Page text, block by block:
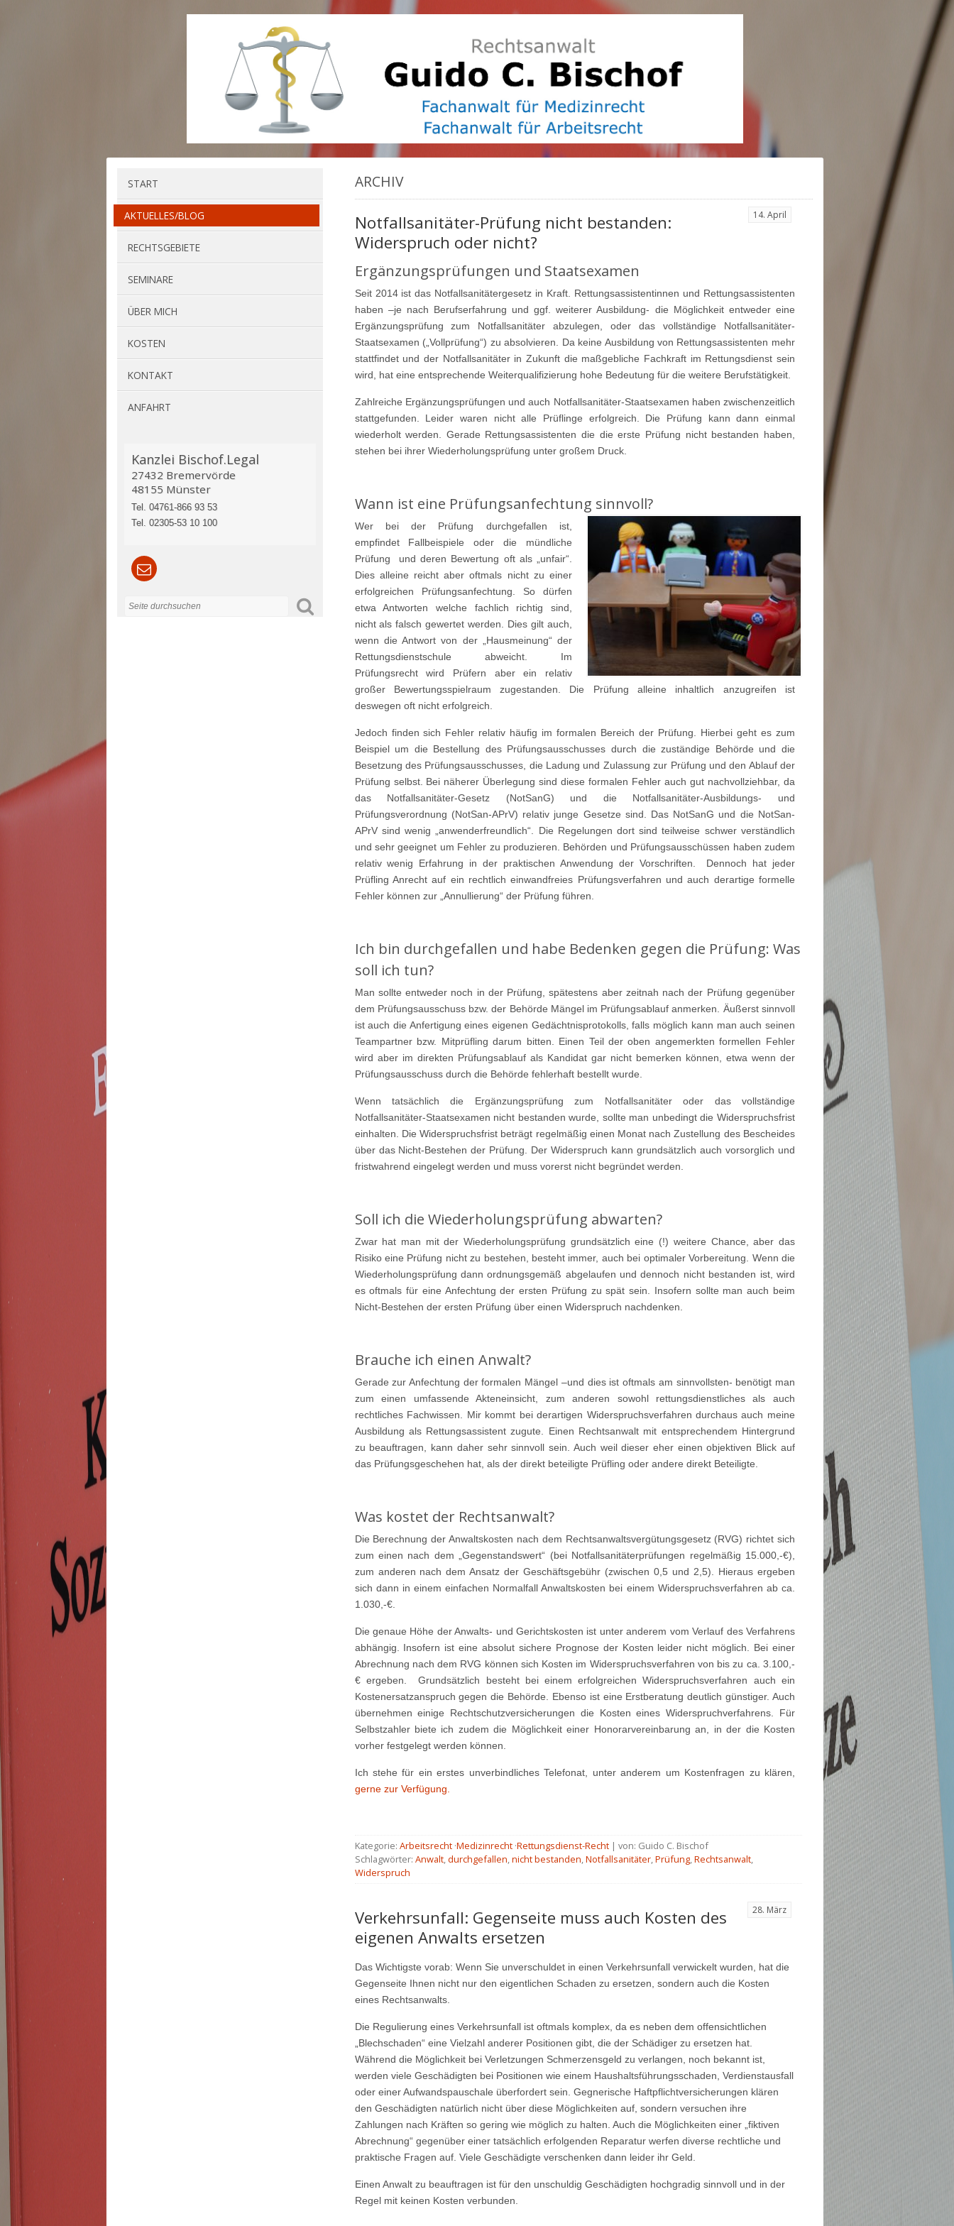
START
AKTUELLES/BLOG
RECHTSGEBIETE
SEMINARE
ÜBER MICH
KOSTEN
KONTAKT
ANFAHRT
Kanzlei Bischof.Legal
27432 Bremervörde
48155 Münster
Tel. 04761-866 93 53
Tel. 02305-53 10 100
ARCHIV
14. April
Notfallsanitäter-Prüfung nicht bestanden:
Widerspruch oder nicht?
Ergänzungsprüfungen und Staatsexamen
Seit 2014 ist das Notfallsanitätergesetz in Kraft. Rettungsassistentinnen und Rettungsassistenten
haben –je nach Berufserfahrung und ggf. weiterer Ausbildung- die Möglichkeit entweder eine
Ergänzungsprüfung zum Notfallsanitäter abzulegen, oder das vollständige Notfallsanitäter-
Staatsexamen („Vollprüfung“) zu absolvieren. Da keine Ausbildung von Rettungsassistenten mehr
stattfindet und der Notfallsanitäter in Zukunft die maßgebliche Fachkraft im Rettungsdienst sein
wird, hat eine entsprechende Weiterqualifizierung hohe Bedeutung für die weitere Berufstätigkeit.
Zahlreiche Ergänzungsprüfungen und auch Notfallsanitäter-Staatsexamen haben zwischenzeitlich
stattgefunden. Leider waren nicht alle Prüflinge erfolgreich. Die Prüfung kann dann einmal
wiederholt werden. Gerade Rettungsassistenten die die erste Prüfung nicht bestanden haben,
stehen bei ihrer Wiederholungsprüfung unter großem Druck.
Wann ist eine Prüfungsanfechtung sinnvoll?
Wer bei der Prüfung durchgefallen ist,
empfindet Fallbeispiele oder die mündliche
Prüfung und deren Bewertung oft als „unfair“.
Dies alleine reicht aber oftmals nicht zu einer
erfolgreichen Prüfungsanfechtung. So dürfen
etwa Antworten welche fachlich richtig sind,
nicht als falsch gewertet werden. Dies gilt auch,
wenn die Antwort von der „Hausmeinung“ der
Rettungsdienstschule abweicht. Im
Prüfungsrecht wird Prüfern aber ein relativ
großer Bewertungsspielraum zugestanden. Die Prüfung alleine inhaltlich anzugreifen ist
deswegen oft nicht erfolgreich.
Jedoch finden sich Fehler relativ häufig im formalen Bereich der Prüfung. Hierbei geht es zum
Beispiel um die Bestellung des Prüfungsausschusses durch die zuständige Behörde und die
Besetzung des Prüfungsausschusses, die Ladung und Zulassung zur Prüfung und den Ablauf der
Prüfung selbst. Bei näherer Überlegung sind diese formalen Fehler auch gut nachvollziehbar, da
das Notfallsanitäter-Gesetz (NotSanG) und die Notfallsanitäter-Ausbildungs- und
Prüfungsverordnung (NotSan-APrV) relativ junge Gesetze sind. Das NotSanG und die NotSan-
APrV sind wenig „anwenderfreundlich“. Die Regelungen dort sind teilweise schwer verständlich
und sehr geeignet um Fehler zu produzieren. Behörden und Prüfungsausschüssen haben zudem
relativ wenig Erfahrung in der praktischen Anwendung der Vorschriften. Dennoch hat jeder
Prüfling Anrecht auf ein rechtlich einwandfreies Prüfungsverfahren und auch derartige formelle
Fehler können zur „Annullierung“ der Prüfung führen.
Ich bin durchgefallen und habe Bedenken gegen die Prüfung: Was
soll ich tun?
Man sollte entweder noch in der Prüfung, spätestens aber zeitnah nach der Prüfung gegenüber
dem Prüfungsausschuss bzw. der Behörde Mängel im Prüfungsablauf anmerken. Äußerst sinnvoll
ist auch die Anfertigung eines eigenen Gedächtnisprotokolls, falls möglich kann man auch seinen
Teampartner bzw. Mitprüfling darum bitten. Einen Teil der oben angemerkten formellen Fehler
wird aber im direkten Prüfungsablauf als Kandidat gar nicht bemerken können, etwa wenn der
Prüfungsausschuss durch die Behörde fehlerhaft bestellt wurde.
Wenn tatsächlich die Ergänzungsprüfung zum Notfallsanitäter oder das vollständige
Notfallsanitäter-Staatsexamen nicht bestanden wurde, sollte man unbedingt die Widerspruchsfrist
einhalten. Die Widerspruchsfrist beträgt regelmäßig einen Monat nach Zustellung des Bescheides
über das Nicht-Bestehen der Prüfung. Der Widerspruch kann grundsätzlich auch vorsorglich und
fristwahrend eingelegt werden und muss vorerst nicht begründet werden.
Soll ich die Wiederholungsprüfung abwarten?
Zwar hat man mit der Wiederholungsprüfung grundsätzlich eine (!) weitere Chance, aber das
Risiko eine Prüfung nicht zu bestehen, besteht immer, auch bei optimaler Vorbereitung. Wenn die
Wiederholungsprüfung dann ordnungsgemäß abgelaufen und dennoch nicht bestanden ist, wird
es oftmals für eine Anfechtung der ersten Prüfung zu spät sein. Insofern sollte man auch beim
Nicht-Bestehen der ersten Prüfung über einen Widerspruch nachdenken.
Brauche ich einen Anwalt?
Gerade zur Anfechtung der formalen Mängel –und dies ist oftmals am sinnvollsten- benötigt man
zum einen umfassende Akteneinsicht, zum anderen sowohl rettungsdienstliches als auch
rechtliches Fachwissen. Mir kommt bei derartigen Widerspruchsverfahren durchaus auch meine
Ausbildung als Rettungsassistent zugute. Einen Rechtsanwalt mit entsprechendem Hintergrund
zu beauftragen, kann daher sehr sinnvoll sein. Auch weil dieser eher einen objektiven Blick auf
das Prüfungsgeschehen hat, als der direkt beteiligte Prüfling oder andere direkt Beteiligte.
Was kostet der Rechtsanwalt?
Die Berechnung der Anwaltskosten nach dem Rechtsanwaltsvergütungsgesetz (RVG) richtet sich
zum einen nach dem „Gegenstandswert“ (bei Notfallsanitäterprüfungen regelmäßig 15.000,-€),
zum anderen nach dem Ansatz der Geschäftsgebühr (zwischen 0,5 und 2,5). Hieraus ergeben
sich dann in einem einfachen Normalfall Anwaltskosten bei einem Widerspruchsverfahren ab ca.
1.030,-€.
Die genaue Höhe der Anwalts- und Gerichtskosten ist unter anderem vom Verlauf des Verfahrens
abhängig. Insofern ist eine absolut sichere Prognose der Kosten leider nicht möglich. Bei einer
Abrechnung nach dem RVG können sich Kosten im Widerspruchsverfahren von bis zu ca. 3.100,-
€ ergeben. Grundsätzlich besteht bei einem erfolgreichen Widerspruchsverfahren auch ein
Kostenersatzanspruch gegen die Behörde. Ebenso ist eine Erstberatung deutlich günstiger. Auch
übernehmen einige Rechtschutzversicherungen die Kosten eines Widerspruchverfahrens. Für
Selbstzahler biete ich zudem die Möglichkeit einer Honorarvereinbarung an, in der die Kosten
vorher festgelegt werden können.
Ich stehe für ein erstes unverbindliches Telefonat, unter anderem um Kostenfragen zu klären,
gerne zur Verfügung.
Kategorie: Arbeitsrecht·Medizinrecht·Rettungsdienst-Recht| von: Guido C. Bischof
Schlagwörter: Anwalt,durchgefallen,nicht bestanden,Notfallsanitäter,Prüfung,Rechtsanwalt,
Widerspruch
28. März
Verkehrsunfall: Gegenseite muss auch Kosten des
eigenen Anwalts ersetzen
Das Wichtigste vorab: Wenn Sie unverschuldet in einen Verkehrsunfall verwickelt wurden, hat die
Gegenseite Ihnen nicht nur den eigentlichen Schaden zu ersetzen, sondern auch die Kosten
eines Rechtsanwalts.
Die Regulierung eines Verkehrsunfall ist oftmals komplex, da es neben dem offensichtlichen
„Blechschaden“ eine Vielzahl anderer Positionen gibt, die der Schädiger zu ersetzen hat.
Während die Möglichkeit bei Verletzungen Schmerzensgeld zu verlangen, noch bekannt ist,
werden viele Geschädigten bei Positionen wie einem Haushaltsführungsschaden, Verdienstausfall
oder einer Aufwandspauschale überfordert sein. Gegnerische Haftpflichtversicherungen klären
den Geschädigten natürlich nicht über diese Möglichkeiten auf, sondern versuchen ihre
Zahlungen nach Kräften so gering wie möglich zu halten. Auch die Möglichkeiten einer „fiktiven
Abrechnung“ gegenüber einer tatsächlich erfolgenden Reparatur werfen diverse rechtliche und
praktische Fragen auf. Viele Geschädigte verschenken dann leider ihr Geld.
Einen Anwalt zu beauftragen ist für den unschuldig Geschädigten hochgradig sinnvoll und in der
Regel mit keinen Kosten verbunden.